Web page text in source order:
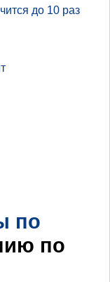
до 10 раз
по
по